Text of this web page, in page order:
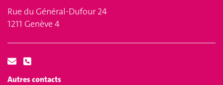
Rue du Général-Dufour 24
1211 Genève 4
Autres contacts